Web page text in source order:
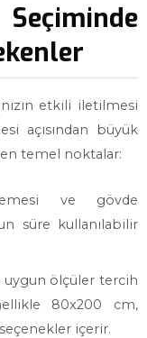
etkili iletilmesi
açısından büyük
temel noktalar:
ve gövde
süre kullanılabilir
uygun ölçüler tercih
80x200 cm,
içerir.